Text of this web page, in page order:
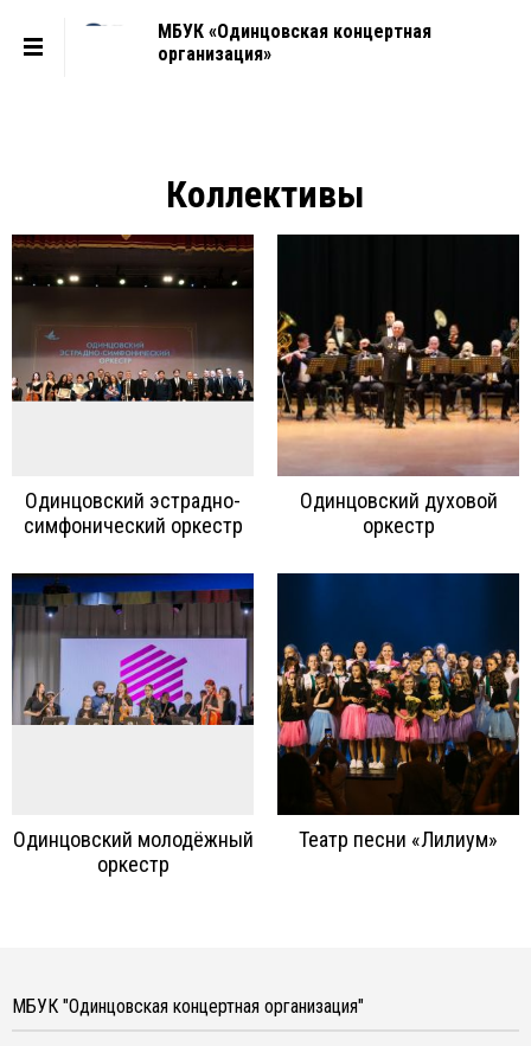
МБУК «Одинцовская концертная
организация»
Коллективы
Одинцовский эстрадно-
симфонический оркестр
Одинцовский духовой
оркестр
Одинцовский молодёжный
оркестр
Театр песни «Лилиум»
МБУК "Одинцовская концертная организация"